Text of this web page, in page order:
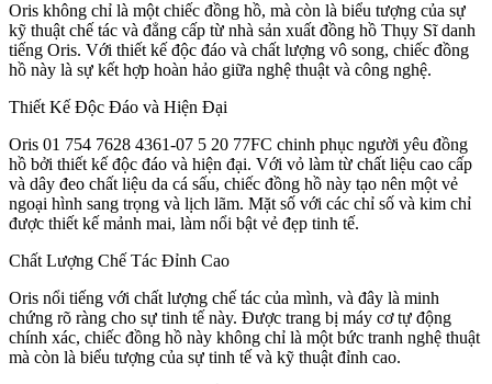
Oris không chỉ là một chiếc đồng hồ, mà còn là biểu tượng của sự
kỹ thuật chế tác và đẳng cấp từ nhà sản xuất đồng hồ Thụy Sĩ danh
tiếng Oris. Với thiết kế độc đáo và chất lượng vô song, chiếc đồng
hồ này là sự kết hợp hoàn hảo giữa nghệ thuật và công nghệ.
Thiết Kế Độc Đáo và Hiện Đại
Oris 01 754 7628 4361-07 5 20 77FC chinh phục người yêu đồng
hồ bởi thiết kế độc đáo và hiện đại. Với vỏ làm từ chất liệu cao cấp
và dây đeo chất liệu da cá sấu, chiếc đồng hồ này tạo nên một vẻ
ngoại hình sang trọng và lịch lãm. Mặt số với các chỉ số và kim chỉ
được thiết kế mảnh mai, làm nổi bật vẻ đẹp tinh tế.
Chất Lượng Chế Tác Đỉnh Cao
Oris nổi tiếng với chất lượng chế tác của mình, và đây là minh
chứng rõ ràng cho sự tinh tế này. Được trang bị máy cơ tự động
chính xác, chiếc đồng hồ này không chỉ là một bức tranh nghệ thuật
mà còn là biểu tượng của sự tinh tế và kỹ thuật đỉnh cao.